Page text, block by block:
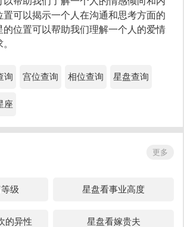
置可以揭示一个人在沟通和思考方面的
的位置可以帮助我们理解一个人的爱情
询 宫位查询 相位查询 星盘查询
座
更多
级 星盘看事业高度
的异性 星盘看嫁贵夫